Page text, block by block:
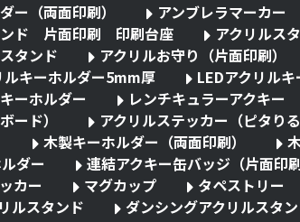
ー（両面印刷）
アンブレラマーカー
ンド 片面印刷 印刷台座
アクリル
タンド
アクリルお守り（片面印刷）
ルキーホルダー5mm厚
LEDアクリル
ーホルダー
レンチキュラーアクキー
ード）
アクリルステッカー（ピタり
木製キーホルダー（両面印刷）
ダー
連結アクキー缶バッジ（片面印
カー マグカップ
タペストリー
ルスタンド
ダンシングアクリルスタ